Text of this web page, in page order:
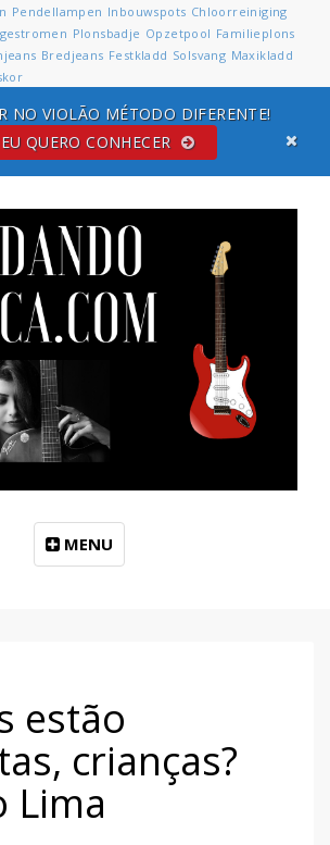
Pendellampen Inbouwspots Chloorreiniging
Plonsbadje Opzetpool Familieplons
Bredjeans Festkladd Solsvang Maxikladd
EU QUERO CONHECER
MENU
estão
crianças?
Lima